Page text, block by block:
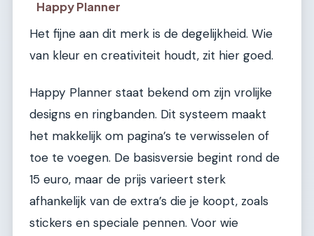
Happy Planner
Het fijne aan dit merk is de degelijkheid. Wie
van kleur en creativiteit houdt, zit hier goed.
Happy Planner staat bekend om zijn vrolijke
designs en ringbanden. Dit systeem maakt
het makkelijk om pagina’s te verwisselen of
toe te voegen. De basisversie begint rond de
15 euro, maar de prijs varieert sterk
afhankelijk van de extra’s die je koopt, zoals
stickers en speciale pennen. Voor wie